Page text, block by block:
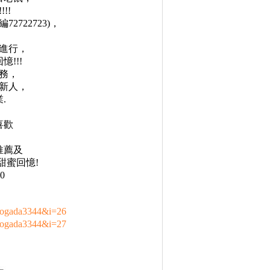
，
行，
憶!!!
，
人，
.
歡
薦及
蜜回憶!